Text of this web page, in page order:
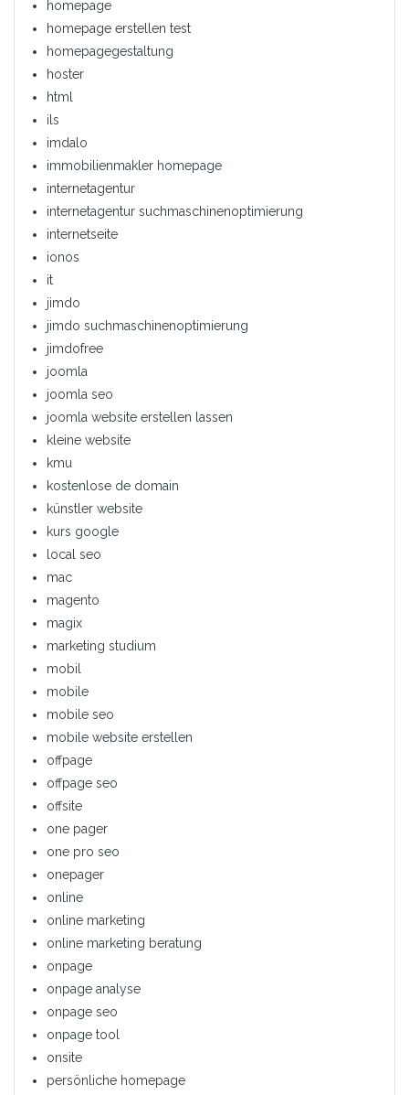
homepage
homepage erstellen test
homepagegestaltung
hoster
html
ils
imdalo
immobilienmakler homepage
internetagentur
internetagentur suchmaschinenoptimierung
internetseite
ionos
it
jimdo
jimdo suchmaschinenoptimierung
jimdofree
joomla
joomla seo
joomla website erstellen lassen
kleine website
kmu
kostenlose de domain
künstler website
kurs google
local seo
mac
magento
magix
marketing studium
mobil
mobile
mobile seo
mobile website erstellen
offpage
offpage seo
offsite
one pager
one pro seo
onepager
online
online marketing
online marketing beratung
onpage
onpage analyse
onpage seo
onpage tool
onsite
persönliche homepage